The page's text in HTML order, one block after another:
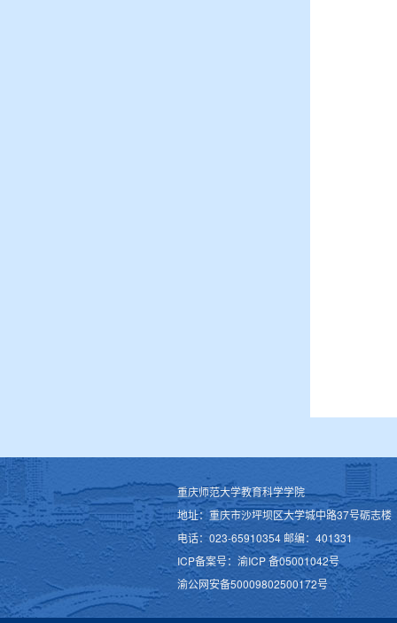
重庆师范大学教育科学学院
地址：重庆市沙坪坝区大学城中路37号砺志楼
电话：023-65910354 邮编：401331
ICP备案号：渝ICP 备05001042号
渝公网安备50009802500172号